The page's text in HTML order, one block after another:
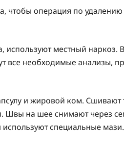
чтобы операция по
используют местный наркоз.
все необходимые анализы,
и жировой ком.
Швы на шее снимают через
специальные